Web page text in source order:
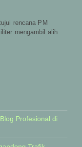
rencana PM
mengambil alih
Profesional di